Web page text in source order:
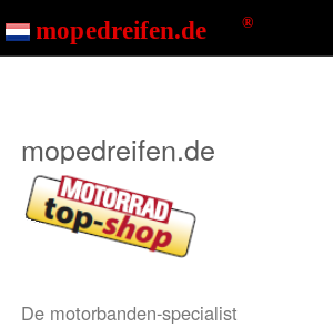
Over ons
mopedreifen.de
De motorbanden-specialist